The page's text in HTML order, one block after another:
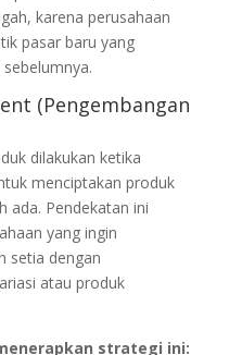
karena perusahaan
pasar baru yang
(Pengembangan
dilakukan ketika
menciptakan produk
ada. Pendekatan ini
yang ingin
setia dengan
atau produk
strategi ini: